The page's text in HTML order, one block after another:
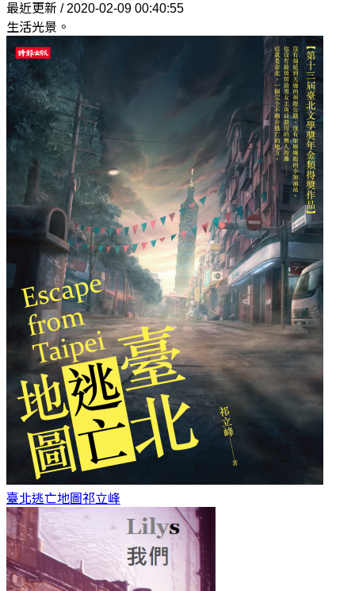
最近更新 / 2020-02-09 00:40:55
生活光景。
臺北逃亡地圖祁立峰